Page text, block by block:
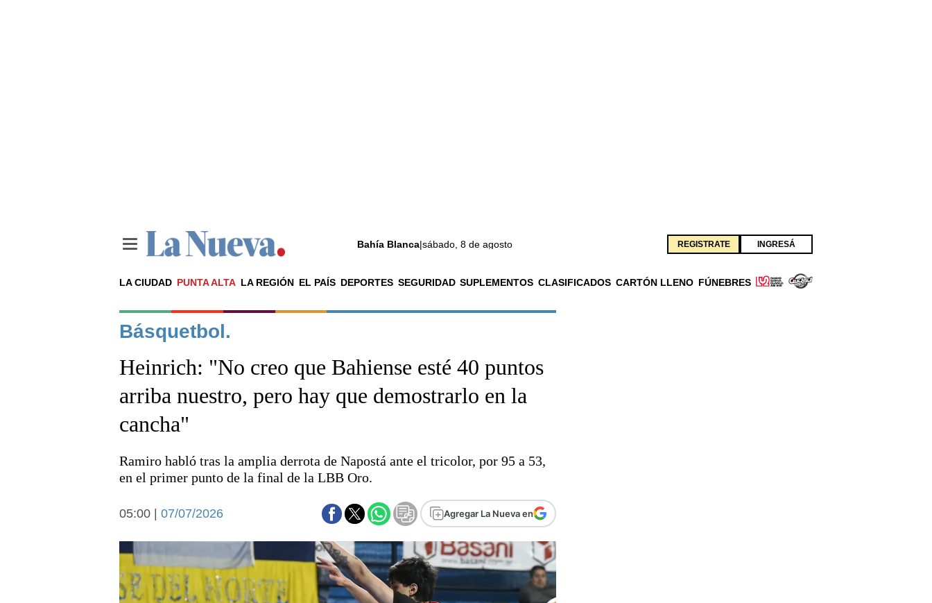
Bahía Blanca|sábado, 8 de agosto REGISTRATE INGRESÁ
LA CIUDAD PUNTA ALTA LA REGIÓN EL PAÍS DEPORTES SEGURIDAD SUPLEMENTOS CLASIFICADOS CARTÓN LLENO FÚNEBRES
Noticias
La ciudad
El país
Seguridad
Liga del Sur
Básquetbol
Federal A
Arte y cultura
Cines
Economía y campo
Economía y finanzas
Con el campo
Básquetbol.
Heinrich: "No creo que Bahiense esté 40 puntos
arriba nuestro, pero hay que demostrarlo en la
cancha"
Ramiro habló tras la amplia derrota de Napostá ante el tricolor, por 95 a 53,
en el primer punto de la final de la LBB Oro.
Agregar La Nueva en
05:00 | 07/07/2026